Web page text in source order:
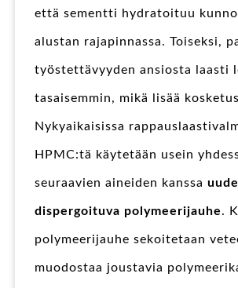
että sementti hydratoituu
alustan rajapinnassa. Toiseksi,
työstettävyyden ansiosta laasti
tasaisemmin, mikä lisää
Nykyaikaisissa
HPMC:tä käytetään usein
seuraavien aineiden kanssa
dispergoituva polymeerijauhe.
polymeerijauhe sekoitetaan
muodostaa joustavia